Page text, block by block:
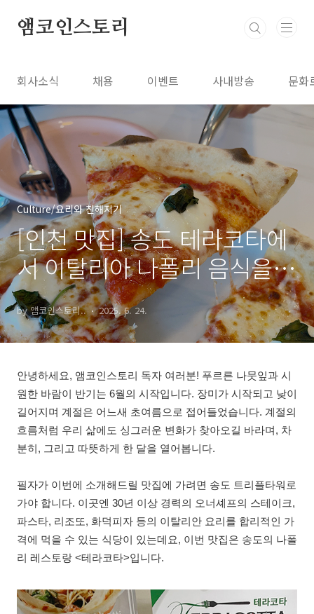
앰코인스토리
회사소식 채용 이벤트 사내방송 문화
Culture/요리와 친해지기
[인천 맛집] 송도 테라코타에
서 이탈리아 나폴리 음식을
즐겨보세요!
by 앰코인스토리.. 2025. 6. 24.
안녕하세요, 앰코인스토리 독자 여러분! 푸르른 나뭇잎과 시
원한 바람이 반기는 6월의 시작입니다. 장미가 시작되고 낮이
길어지며 계절은 어느새 초여름으로 접어들었습니다. 계절의
흐름처럼 우리 삶에도 싱그러운 변화가 찾아오길 바라며, 차
분히, 그리고 따뜻하게 한 달을 열어봅니다.
필자가 이번에 소개해드릴 맛집에 가려면 송도 트리플타워로
가야 합니다. 이곳엔 30년 이상 경력의 오너셰프의 스테이크,
파스타, 리조또, 화덕피자 등의 이탈리안 요리를 합리적인 가
격에 먹을 수 있는 식당이 있는데요, 이번 맛집은 송도의 나폴
리 레스토랑 <테라코타>입니다.